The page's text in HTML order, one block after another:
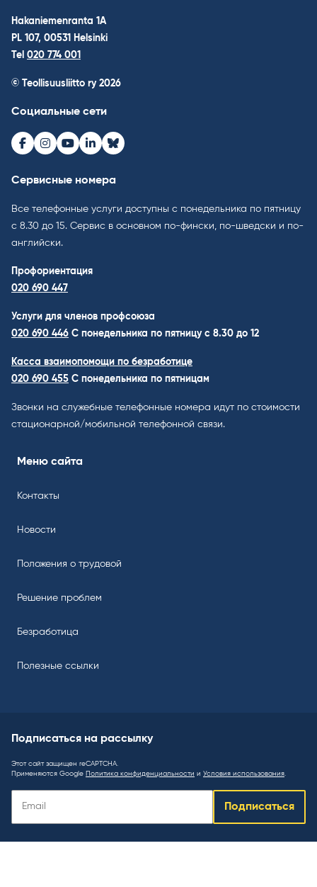
Hakaniemenranta 1A
PL 107, 00531 Helsinki
Tel 020 774 001
© Teollisuusliitto ry 2026
Социальные сети
Facebook
Instagram
Youtube
LinkedInBluesky
Сервисные номера
Все телефонные услуги доступны с понедельника по пятницу
с 8.30 до 15. Cервис в основном по-фински, по-шведски и по-
английски.
Профориентация
020 690 447
Услуги для членов профсоюза
020 690 446 C понедельника по пятницу с 8.30 до 12
Касса взаимопомощи по безработице
020 690 455 С понедельника по пятницам
Звонки на служебные телефонные номера идут по стоимости
стационарной/мобильной телефонной связи.
Меню сайта
Контакты
Новости
Положения о трудовой
Решение проблем
Безработица
Полезные ссылки
Подписаться на рассылку
Этот сайт защищен reCAPTCHA.
Применяются Google Политика конфиденциальности и Условия использования
Подписаться